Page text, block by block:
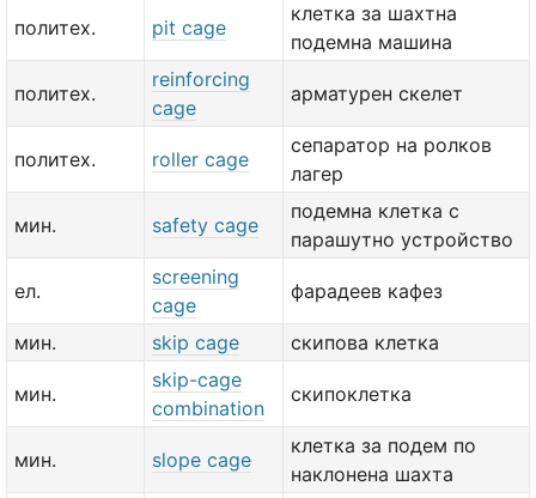
политех. pit cage
клетка за шахтна
подемна машина
политех.
reinforcing
cage
арматурен скелет
политех. roller cage
сепаратор на ролков
лагер
мин. safety cage
подемна клетка с
парашутно устройство
ел.
screening
cage
фарадеев кафез
мин. skip cage скипова клетка
мин.
skip-cage
combination
скипоклетка
мин. slope cage
клетка за подем по
наклонена шахта